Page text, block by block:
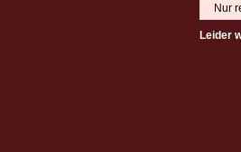
Nur
Leider